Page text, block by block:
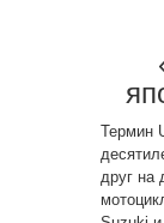
Термин
друг на